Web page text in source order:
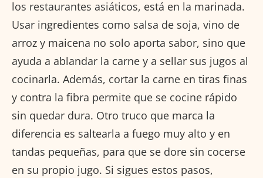
los restaurantes asiáticos, está en la marinada.
Usar ingredientes como salsa de soja, vino de
arroz y maicena no solo aporta sabor, sino que
ayuda a ablandar la carne y a sellar sus jugos al
cocinarla. Además, cortar la carne en tiras finas
y contra la fibra permite que se cocine rápido
sin quedar dura. Otro truco que marca la
diferencia es saltearla a fuego muy alto y en
tandas pequeñas, para que se dore sin cocerse
en su propio jugo. Si sigues estos pasos,